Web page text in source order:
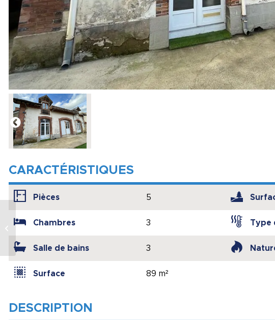
CARACTÉRISTIQUES
Pièces 5
Chambres 3
Salle de bains 3
Surface 89 m²
Type
DESCRIPTION
MAISON DE MAITRE